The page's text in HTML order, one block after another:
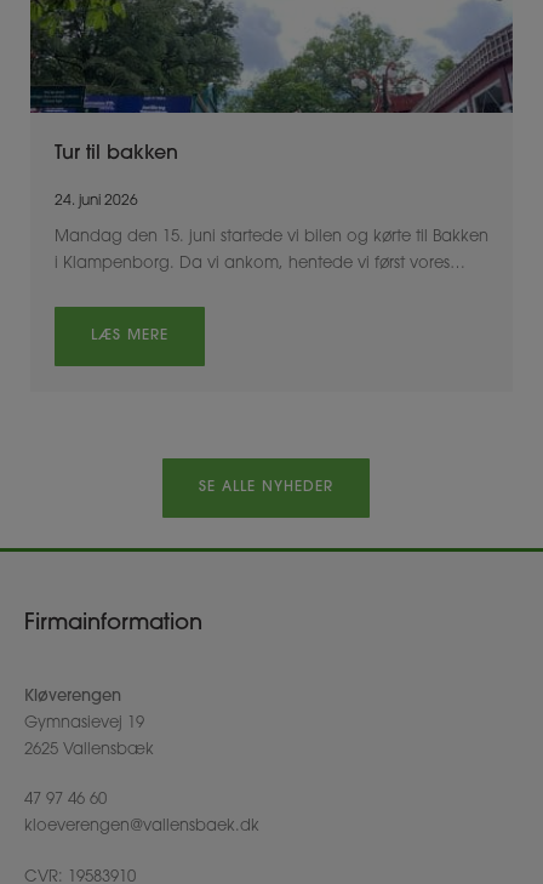
Tur til bakken
24. juni 2026
Mandag den 15. juni startede vi bilen og kørte til Bakken
i Klampenborg. Da vi ankom, hentede vi først vores…
LÆS MERE
SE ALLE NYHEDER
Firmainformation
Kløverengen
Gymnasievej 19
2625 Vallensbæk
47 97 46 60
kloeverengen@vallensbaek.dk
CVR: 19583910